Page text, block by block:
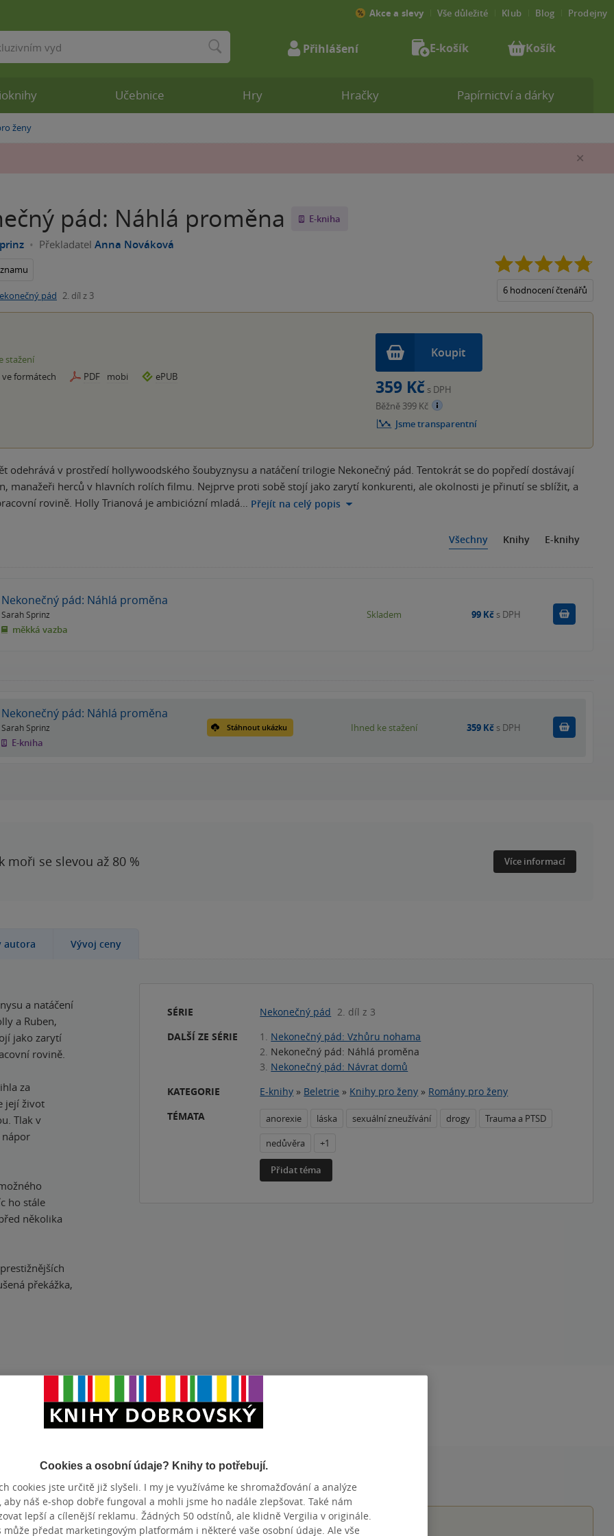
ženy
pád: Náhlá proměna E-kniha
Překladatel Anna Nováková
pád 2. díl z 3 6 hodnocení čtenářů
stažení
ve formátech
PDF mobi ePUB
Koupit
359 Kč s DPH
Běžně 399 Kč
Jsme transparentní
odehrává v prostředí hollywoodského šoubyznysu a natáčení trilogie Nekonečný pád. Tentokrát se do popředí dostávají
manažeři herců v hlavních rolích filmu. Nejprve proti sobě stojí jako zarytí konkurenti, ale okolnosti je přinutí se sblížit, a
rovině. Holly Trianová je ambiciózní mladá… Přejít na celý popis
Všechny Knihy E-knihy
Nekonečný pád: Náhlá proměna
Sarah Sprinz
měkká vazba
Skladem 99 Kč s DPH
Nekonečný pád: Náhlá proměna
Sarah Sprinz
E-kniha
Stáhnout ukázku Ihned ke stažení 359 Kč s DPH Koupit
moři se slevou až 80 % Více informací
autora Vývoj ceny
a natáčení
a Ruben,
jako zarytí
rovině.
za
její život
Tlak v
nápor
ho stále
několika
překážka,
SÉRIE Nekonečný pád 2. díl z 3
DALŠÍ ZE SÉRIE
1. Nekonečný pád: Vzhůru nohama
2. Nekonečný pád: Náhlá proměna
3. Nekonečný pád: Návrat domů
KATEGORIE
E-knihy » Beletrie » Knihy pro ženy » Romány pro ženy
TÉMATA
anorexie láska sexuální zneužívání drogy
Trauma a PTSD
nedůvěra
+1
Přidat téma
Hodnocení a recenze čtenářů
Učebnice Hry Hračky Papírnictví a dárky
Akce a slevy Vše důležité Klub Blog Prodejny
Přihlášení E-košík Košík
Cookies a osobní údaje? Knihy to potřebují.
cookies jste určitě již slyšeli. I my je využíváme ke shromažďování a analýze
aby náš e-shop dobře fungoval a mohli jsme ho nadále zlepšovat. Také nám
lepší a cílenější reklamu. Žádných 50 odstínů, ale klidně Vergilia v originále.
může předat marketingovým platformám i některé vaše osobní údaje. Ale vše